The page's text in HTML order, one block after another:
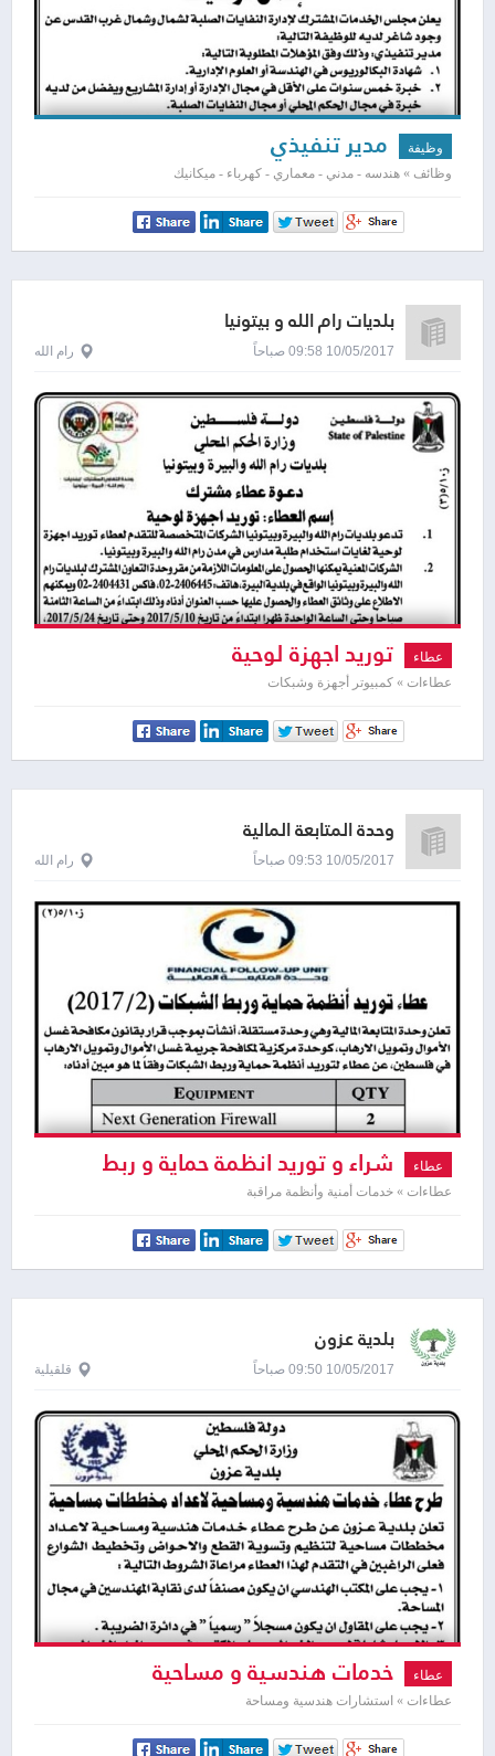
وظيفة مدير تنفيذي
وظائف » هندسه - مدني - معماري - كهرباء - ميكانيك
بلديات رام الله و بيتونيا
10/05/2017 09:58 صباحاً رام الله
عطاء توريد اجهزة لوحية
عطاءات » كمبيوتر أجهزة وشبكات
وحدة المتابعة المالية
10/05/2017 09:53 صباحاً رام الله
عطاء شراء و توريد انظمة حماية و ربط
الشبكات
عطاءات » خدمات أمنية وأنظمة مراقبة
بلدية عزون
10/05/2017 09:50 صباحاً قلقيلية
عطاء خدمات هندسية و مساحية
عطاءات » استشارات هندسية ومساحة